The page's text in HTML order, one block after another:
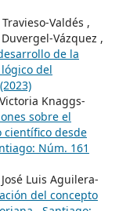
Valdés ,
Vázquez ,
de la
del
Knaggs-
sobre el
científico desde
Núm. 161
Luis Aguilera-
del concepto